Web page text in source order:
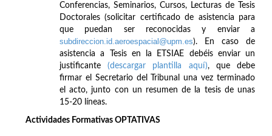
Conferencias, Seminarios, Cursos, Lecturas de Tesis
Doctorales (solicitar certificado de asistencia para
que puedan ser reconocidas y enviar a
subdireccion.id.aeroespacial@upm.es). En caso de
asistencia a Tesis en la ETSIAE debéis enviar un
justificante(descargar plantilla aquí), que debe
firmar el Secretario del Tribunal una vez terminado
el acto, junto con un resumen de la tesis de unas
15-20 líneas.
Actividades Formativas OPTATIVAS